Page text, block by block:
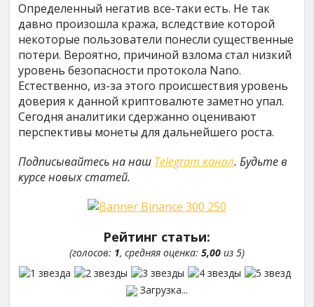
Определенный негатив все-таки есть. Не так
давно произошла кража, вследствие которой
некоторые пользователи понесли существенные
потери. Вероятно, причиной взлома стал низкий
уровень безопасности протокола Nano.
Естественно, из-за этого происшествия уровень
доверия к данной криптовалюте заметно упал.
Сегодня аналитики сдержанно оценивают
перспективы монеты для дальнейшего роста.
Подписывайтесь на наш Telegram канал. Будьте в
курсе новых статей.
Рейтинг статьи:
(голосов: 1, средняя оценка: 5,00из 5)
Загрузка...